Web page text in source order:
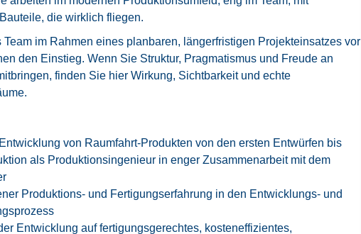
die wirklich fliegen.
Team im Rahmen eines planbaren, längerfristigen Projekteinsatzes vor
den Einstieg. Wenn Sie Struktur, Pragmatismus und Freude an
finden Sie hier Wirkung, Sichtbarkeit und echte
von Raumfahrt-Produkten von den ersten Entwürfen bis
als Produktionsingenieur in enger Zusammenarbeit mit dem
Produktions- und Fertigungserfahrung in den Entwicklungs- und
Entwicklung auf fertigungsgerechtes, kosteneffizientes,